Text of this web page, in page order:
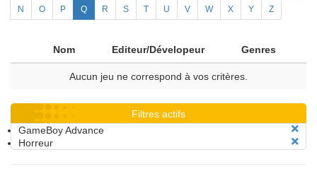
N O P Q R S T U V W X Y Z
Nom Editeur/Dévelopeur Genres
Aucun jeu ne correspond à vos critères.
Filtres actifs
GameBoy Advance
Horreur